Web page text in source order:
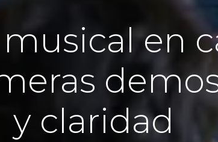
en
y claridad